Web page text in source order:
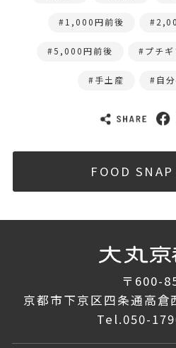
1,000円前後
5,000円前後 プチギ
手土産 自
FOOD SNAP
〒600-
京都市下京区四条通高倉
Tel.050-